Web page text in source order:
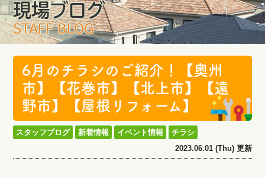
現場ブログ
STAFF BLOG
6月のチラシのご紹介！【奥州
市】【花巻市】【北上市】【遠
野市】【屋根リフォーム】
スタッフブログ 新着情報 イベント情報
チラシ
2023.06.01 (Thu) 更新